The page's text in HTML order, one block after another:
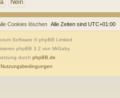
Alle Zeiten sind UTC+01:00
Cookies löschen
Software © phpBB Limited
phpBB 3.2 von MrGaby
durch phpBB.de
Nutzungsbedingungen